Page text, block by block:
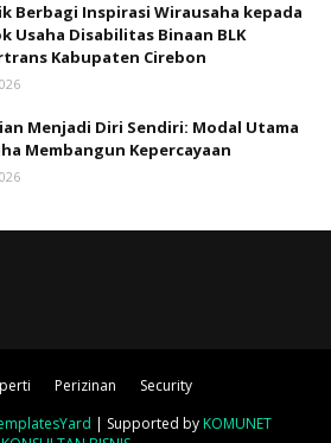
Berbagi Inspirasi Wirausaha kepada
Usaha Disabilitas Binaan BLK
Kabupaten Cirebon
Menjadi Diri Sendiri: Modal Utama
Membangun Kepercayaan
Perizinan
Security
| Supported by KOMUNET